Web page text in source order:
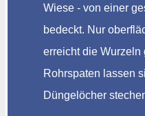
Wiese - von einer
bedeckt. Nur
erreicht die Wurzeln
Rohrspaten lassen
Düngelöcher